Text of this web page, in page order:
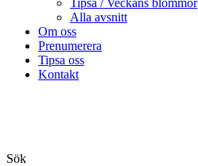
Alla avsnitt
Om oss
Prenumerera
Tipsa oss
Kontakt
Sök